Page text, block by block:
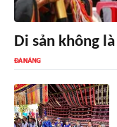
Di sản không